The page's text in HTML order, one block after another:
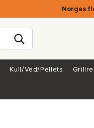
Norges
Kull/Ved/Pellets